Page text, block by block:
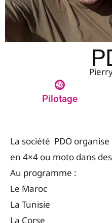
Pilotage
La société PDO
en 4×4 ou moto dans
Au programme :
Le Maroc
La Tunisie
La Corse